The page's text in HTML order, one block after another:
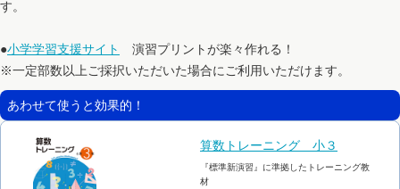
す。
●小学学習支援サイト
演習プリントが楽々作れる！
※一定部数以上ご採択いただいた場合にご利用いただけます。
あわせて使うと効果的！
算数トレーニング 小３
『標準新演習』に準拠したトレーニング教
材